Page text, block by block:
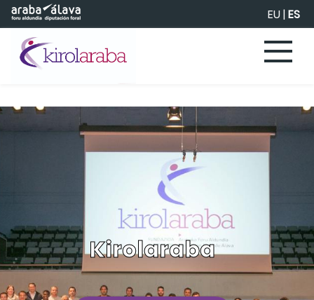
Saltar al contenido principal EU|ES
Kirolaraba